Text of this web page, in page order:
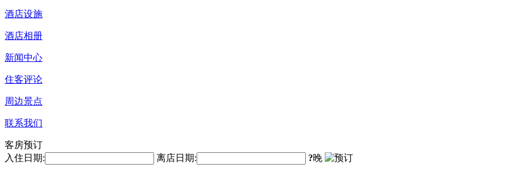
酒店设施
酒店相册
新闻中心
住客评论
周边景点
联系我们
客房预订
入住日期:
离店日期: ?晚